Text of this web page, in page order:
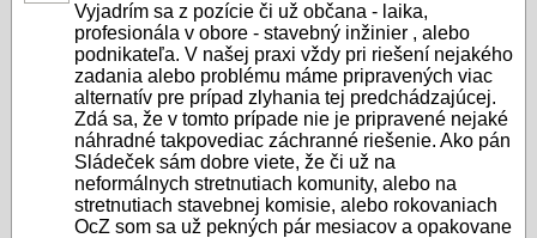
Vyjadrím sa z pozície či už občana - laika,
profesionála v obore - stavebný inžinier , alebo
podnikateľa. V našej praxi vždy pri riešení nejakého
zadania alebo problému máme pripravených viac
alternatív pre prípad zlyhania tej predchádzajúcej.
Zdá sa, že v tomto prípade nie je pripravené nejaké
náhradné takpovediac záchranné riešenie. Ako pán
Sládeček sám dobre viete, že či už na
neformálnych stretnutiach komunity, alebo na
stretnutiach stavebnej komisie, alebo rokovaniach
OcZ som sa už pekných pár mesiacov a opakovane